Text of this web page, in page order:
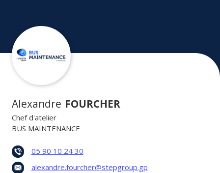
Alexandre FOURCHER
Chef d'atelier
BUS MAINTENANCE
05 90 10 24 30
alexandre.fourcher@stepgroup.gp